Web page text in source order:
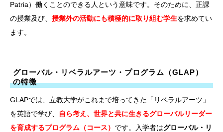
Patria）働くことのできる人という意味です。そのために、正課
の授業及び、 授業外の活動にも積極的に取り組む学生を求めてい
ます。
グローバル・リベラルアーツ・プログラム（GLAP）
の特徴
GLAPでは、立教大学がこれまで培ってきた「リベラルアーツ」
を英語で学び、
自ら考え、世界と共に生きるグローバルリーダー
を育成するプログラム（コース） です。入学者はグローバル・リ